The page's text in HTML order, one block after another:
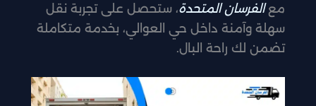
معالفرسان المتحدة، ستحصل على تجربة نقل
سهلة وآمنة داخل حي العوالي، بخدمة متكاملة
تضمن لك راحة البال.